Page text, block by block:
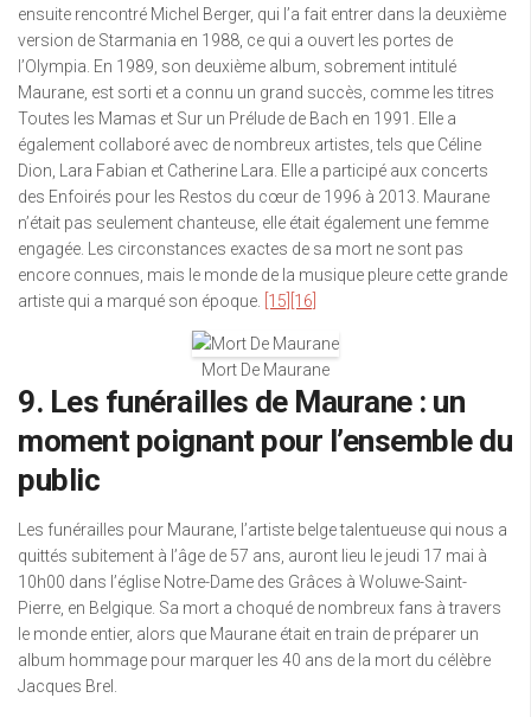
ensuite rencontré Michel Berger, qui l’a fait entrer dans la deuxième
version de Starmania en 1988, ce qui a ouvert les portes de
l’Olympia. En 1989, son deuxième album, sobrement intitulé
Maurane, est sorti et a connu un grand succès, comme les titres
Toutes les Mamas et Sur un Prélude de Bach en 1991. Elle a
également collaboré avec de nombreux artistes, tels que Céline
Dion, Lara Fabian et Catherine Lara. Elle a participé aux concerts
des Enfoirés pour les Restos du cœur de 1996 à 2013. Maurane
n’était pas seulement chanteuse, elle était également une femme
engagée. Les circonstances exactes de sa mort ne sont pas
encore connues, mais le monde de la musique pleure cette grande
artiste qui a marqué son époque. [15] [16]
Mort De Maurane
9. Les funérailles de Maurane : un
moment poignant pour l’ensemble du
public
Les funérailles pour Maurane, l’artiste belge talentueuse qui nous a
quittés subitement à l’âge de 57 ans, auront lieu le jeudi 17 mai à
10h00 dans l’église Notre-Dame des Grâces à Woluwe-Saint-
Pierre, en Belgique. Sa mort a choqué de nombreux fans à travers
le monde entier, alors que Maurane était en train de préparer un
album hommage pour marquer les 40 ans de la mort du célèbre
Jacques Brel.